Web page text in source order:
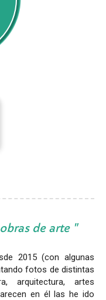
de arte
2015 (con algunas
fotos de distintas
arquitectura, artes
en él las he ido